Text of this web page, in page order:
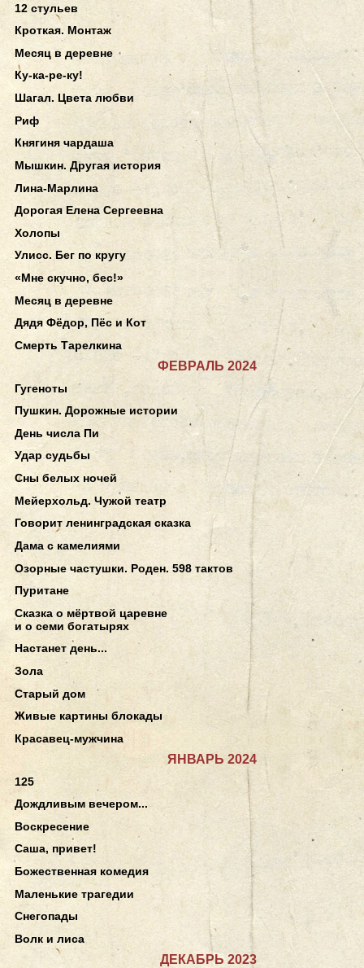
12 стульев
Кроткая. Монтаж
Месяц в деревне
Ку-ка-ре-ку!
Шагал. Цвета любви
Риф
Княгиня чардаша
Мышкин. Другая история
Лина-Марлина
Дорогая Елена Сергеевна
Холопы
Улисс. Бег по кругу
«Мне скучно, бес!»
Месяц в деревне
Дядя Фёдор, Пёс и Кот
Смерть Тарелкина
ФЕВРАЛЬ 2024
Гугеноты
Пушкин. Дорожные истории
День числа Пи
Удар судьбы
Сны белых ночей
Мейерхольд. Чужой театр
Говорит ленинградская сказка
Дама с камелиями
Озорные частушки. Роден. 598 тактов
Пуритане
Сказка о мёртвой царевне
и о семи богатырях
Настанет день...
Зола
Старый дом
Живые картины блокады
Красавец-мужчина
ЯНВАРЬ 2024
125
Дождливым вечером...
Воскресение
Саша, привет!
Божественная комедия
Маленькие трагедии
Снегопады
Волк и лиса
ДЕКАБРЬ 2023